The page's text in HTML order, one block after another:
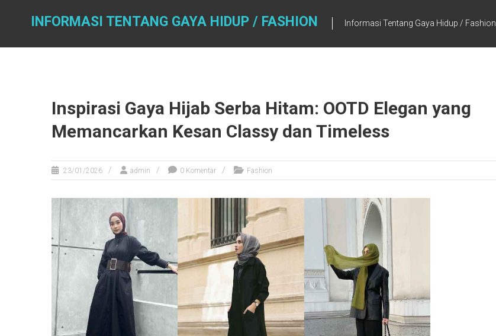
INFORMASI TENTANG GAYA HIDUP / FASHION Informasi Tentang Gaya Hidup / Fashion
Inspirasi Gaya Hijab Serba Hitam: OOTD Elegan yang
Memancarkan Kesan Classy dan Timeless
23/01/2026 admin 0 Komentar Fashion